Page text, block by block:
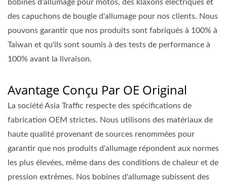
bobines d'allumage pour motos, des klaxons électriques et
des capuchons de bougie d'allumage pour nos clients. Nous
pouvons garantir que nos produits sont fabriqués à 100% à
Taiwan et qu'ils sont soumis à des tests de performance à
100% avant la livraison.
Avantage Conçu Par OE Original
La société Asia Traffic respecte des spécifications de
fabrication OEM strictes. Nous utilisons des matériaux de
haute qualité provenant de sources renommées pour
garantir que nos produits d'allumage répondent aux normes
les plus élevées, même dans des conditions de chaleur et de
pression extrêmes. Nos bobines d'allumage subissent des